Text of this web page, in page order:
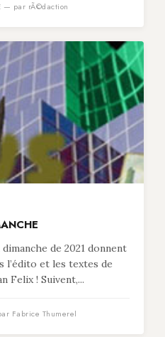
— par rÃ©daction
de 2021 donnent
l’édito et les textes de
Felix ! Suivent,...
Fabrice Thumerel